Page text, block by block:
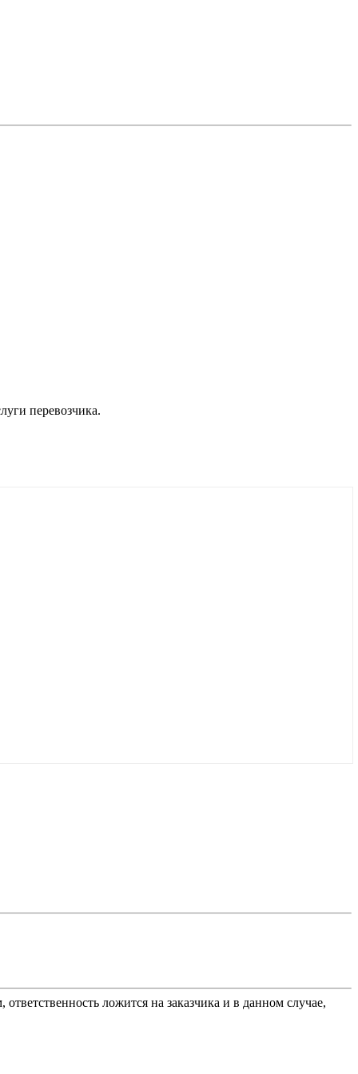
перевозчика.
ложится на заказчика и в данном случае,